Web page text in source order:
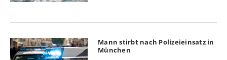
Mann stirbt nach Polizeieinsatz in
München